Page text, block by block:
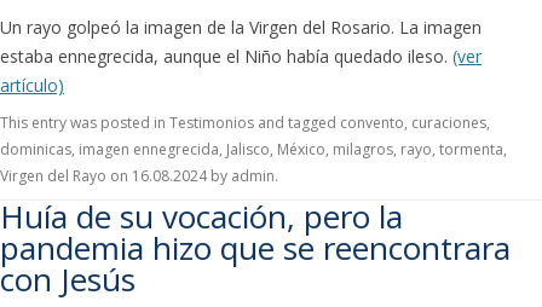
Un rayo golpeó la imagen de la Virgen del Rosario. La imagen
estaba ennegrecida, aunque el Niño había quedado ileso. (ver
artículo)
This entry was posted in Testimonios and tagged convento, curaciones,
dominicas, imagen ennegrecida, Jalisco, México, milagros, rayo, tormenta,
Virgen del Rayo on 16.08.2024by admin.
Huía de su vocación, pero la
pandemia hizo que se reencontrara
con Jesús